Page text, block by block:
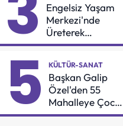
Engelsiz Yaşam
Merkezi'nde
Üreterek
Güçleniyorlar
5 KÜLTÜR-SANAT
Başkan Galip
Özel'den 55
Mahalleye Çocuk
Şenliği